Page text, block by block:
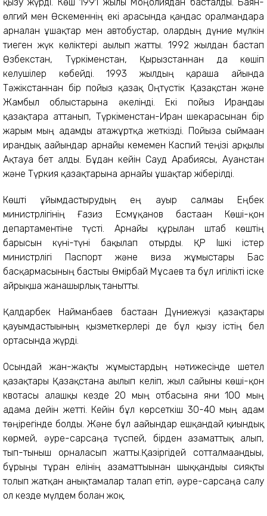
өлгий мен Өскеменнің екі арасында қандас оралмандарға
арналған ұшақтар мен автобустар, олардың дүние мүлкін
тиеген жүк көліктері ағылып жатты. 1992 жылдан бастап
Өзбекстан, Түркіменстан, Қырғызстаннан да көшіп
келушілер көбейді. 1993 жылдың қараша айында
Тәжікстаннан бір пойыз қазақ Оңтүстік Қазақстан және
Жамбыл облыстарына әкелінді. Екі пойыз Ирандағы
қазақтарға аттанып, Түркіменстан-Иран шекарасынан бір
жарым мың адамды атажұртқа жеткізді. Пойызға сыймаған
ирандық ағайындар арнайы кемемен Каспий теңізі арқылы
Ақтауға бет алды. Бұдан кейін Сауд Арабиясы, Ауғанстан
және Түркия қазақтарына арнайы ұшақтар жіберілді.
Көшті ұйымдастырудың ең ауыр салмағы Еңбек
министрлігінің Ғазиз Есмұқанов бастаған Көші-қон
департаментіне түсті. Арнайы құрылған штаб көштің
барысын күні-түні бақылап отырды. ҚР Ішкі істер
министрлігі Паспорт және виза жұмыстары Бас
басқармасының бастығы Өмірбай Мұсаев та бұл игілікті іске
айрықша жанашырлық танытты.
Қалдарбек Найманбаев бастаған Дүниежүзі қазақтары
қауымдастығының қызметкерлері де бұл қызу істің бел
ортасында жүрді.
Осындай жан-жақты жұмыстардың нәтижесінде шетел
қазақтары Қазақстанға ағылып келіп, жыл сайынғы көші-қон
квотасы алғашқы кезде 20 мың отбасына яғни 100 мың
адамға дейін жетті. Кейін бұл көрсеткіш 30-40 мың адам
төңірегінде болды. Және бұл ағайындар ешқандай қиындық
көрмей, әуре-сарсаңға түспей, бірден азаматтық алып,
тып-тыныш орналасып жатты.Қазіргідей сотталмағандығы,
бұрғыңғы тұрған елінің азаматтығынан шыққандығы сияқты
толып жатқан анықтамалар талап етіп, әуре-сарсаңға салу
ол кезде мүлдем болған жоқ.